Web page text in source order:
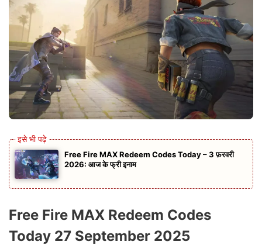
Free Fire MAX Redeem Codes Today – 3 फ़रवरी
2026: आज के फ्री इनाम
Free Fire MAX Redeem Codes
Today 27 September 2025